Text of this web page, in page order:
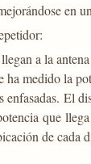
en
a la
medido la
El
que
de